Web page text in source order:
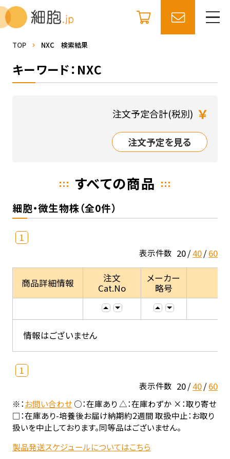
TOP NXC 検索結果
キーワード：NXC
注文予定合計(税別) ￥
注文予定を見る
すべての商品
細胞・微生物株（全0件）
1
表示件数 20 40 60
商品詳細情報
注文
Cat.No
メーカー
略号
情報はございません
1
表示件数 20 40 60
※：お問い合わせ○：在庫あり △：在庫わずか ×：取り寄せ
□：在庫あり-培養後お届け納期約2週間 取扱中止：お取り
扱いを中止しております。同等品はございません。
製品発送スケジュールについてはこちら